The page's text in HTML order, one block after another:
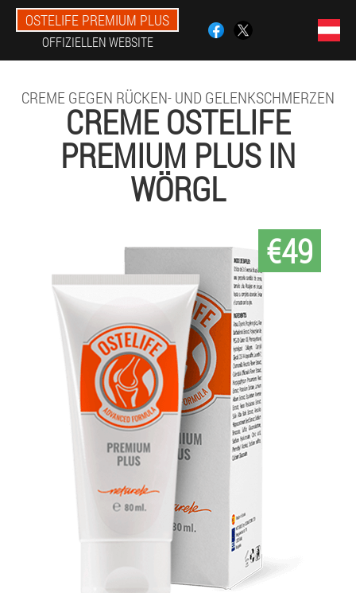
OSTELIFE PREMIUM PLUS
OFFIZIELLEN WEBSITE
CREME GEGEN RÜCKEN- UND GELENKSCHMERZEN
CREME OSTELIFE
PREMIUM PLUS IN
WÖRGL
€49